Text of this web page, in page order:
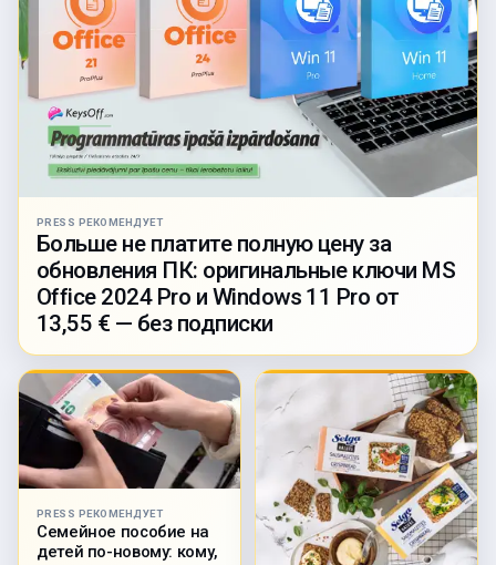
PRESS РЕКОМЕНДУЕТ
Больше не платите полную цену за
обновления ПК: оригинальные ключи MS
Office 2024 Pro и Windows 11 Pro от
13,55 € — без подписки
PRESS РЕКОМЕНДУЕТ
Семейное пособие на
детей по-новому: кому,